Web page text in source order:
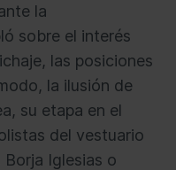
la
sobre el interés
las posiciones
la ilusión de
su etapa en el
del vestuario
Iglesias o